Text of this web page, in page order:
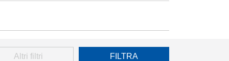
Altri filtri FILTRA